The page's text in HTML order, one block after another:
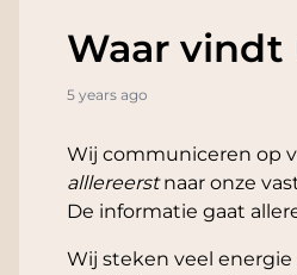
Waar vindt
5 years ago
Wij communiceren op
alllereerstnaar onze
De informatie gaat
Wij steken veel